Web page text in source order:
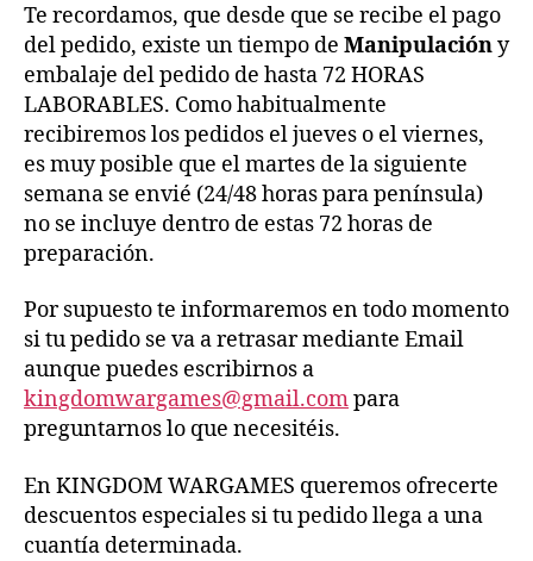
Te recordamos, que desde que se recibe el pago
del pedido, existe un tiempo de Manipulacióny
embalaje del pedido de hasta 72 HORAS
LABORABLES. Como habitualmente
recibiremos los pedidos el jueves o el viernes,
es muy posible que el martes de la siguiente
semana se envié (24/48 horas para península)
no se incluye dentro de estas 72 horas de
preparación.
Por supuesto te informaremos en todo momento
si tu pedido se va a retrasar mediante Email
aunque puedes escribirnos a
kingdomwargames@gmail.compara
preguntarnos lo que necesitéis.
En KINGDOM WARGAMES queremos ofrecerte
descuentos especiales si tu pedido llega a una
cuantía determinada.